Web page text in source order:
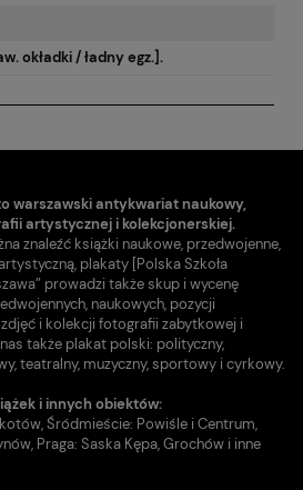
okładki / ładny egz.].
warszawski antykwariat naukowy,
artystycznej i kolekcjonerskiej.
znaleźć książki naukowe, przedwojenne,
plakaty [Polska Szkoła
prowadzi także skup i wycenę
naukowych, pozycji
i kolekcji fotografii zabytkowej i
także plakat polski: polityczny,
teatralny, muzyczny, sportowy i cyrkowy.
i innych obiektów:
Śródmieście: Powiśle i Centrum,
Praga: Saska Kępa, Grochów i inne